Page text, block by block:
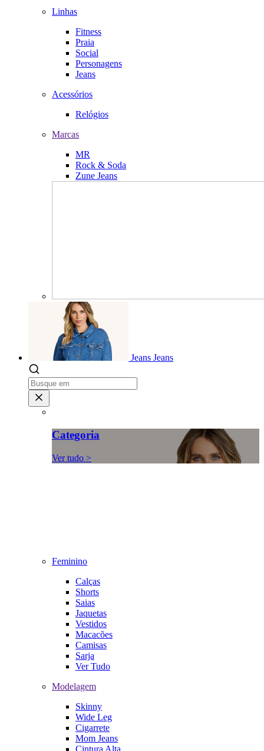
Linhas
Fitness
Praia
Social
Personagens
Jeans
Acessórios
Relógios
Marcas
MR
Rock & Soda
Zune Jeans
Jeans Jeans
Categoria
Ver tudo >
Feminino
Calças
Shorts
Saias
Jaquetas
Vestidos
Macacões
Camisas
Sarja
Ver Tudo
Modelagem
Skinny
Wide Leg
Cigarrete
Mom Jeans